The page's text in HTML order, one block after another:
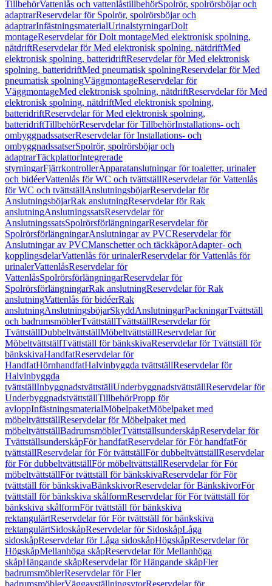
TillbehörVattenlås och vattenlåstillbehörSpolrör, spolrörsböjar och
adaptrarReservdelar för Spolrör, spolrörsböjar och
adaptrarInfästningsmaterialUrinalstyrningarDolt
montageReservdelar för Dolt montageMed elektronisk spolning,
nätdriftReservdelar för Med elektronisk spolning, nätdriftMed
elektronisk spolning, batteridriftReservdelar för Med elektronisk
spolning, batteridriftMed pneumatisk spolningReservdelar för Med
pneumatisk spolningVäggmontageReservdelar för
VäggmontageMed elektronisk spolning, nätdriftReservdelar för Med
elektronisk spolning, nätdriftMed elektronisk spolning,
batteridriftReservdelar för Med elektronisk spolning,
batteridriftTillbehörReservdelar för TillbehörInstallations- och
ombyggnadssatserReservdelar för Installations- och
ombyggnadssatserSpolrör, spolrörsböjar och
adaptrarTäckplattorIntegrerade
styrningarFjärrkontrollerApparatanslutningar för toaletter, urinaler
och bidéerVattenlås för WC och tvättställReservdelar för Vattenlås
för WC och tvättställAnslutningsböjarReservdelar för
AnslutningsböjarRak anslutningReservdelar för Rak
anslutningAnslutningssatsReservdelar för
AnslutningssatsSpolrörsförlängningarReservdelar för
SpolrörsförlängningarAnslutningar av PVCReservdelar för
Anslutningar av PVCManschetter och täckkåporAdapter- och
kopplingsdelarVattenlås för urinalerReservdelar för Vattenlås för
urinalerVattenlåsReservdelar för
VattenlåsSpolrörsförlängningarReservdelar för
SpolrörsförlängningarRak anslutningReservdelar för Rak
anslutningVattenlås för bidéerRak
anslutningAnslutningsböjarSkyddAnslutningarPackningarTvättställ
och badrumsmöblerTvättställTvättställReservdelar för
TvättställDubbeltvättställMöbeltvättställReservdelar för
MöbeltvättställTvättställ för bänkskivaReservdelar för Tvättställ för
bänkskivaHandfatReservdelar för
HandfatHörnhandfatHalvinbyggda tvättställReservdelar för
Halvinbyggda
tvättställInbyggnadstvättställUnderbyggnadstvättställReservdelar för
UnderbyggnadstvättställTillbehörPropp för
avloppInfästningsmaterialMöbelpaketMöbelpaket med
möbeltvättställReservdelar för Möbelpaket med
möbeltvättställBadrumsmöblerTvättställsunderskåpReservdelar för
TvättställsunderskåpFör handfatReservdelar för För handfatFör
tvättställReservdelar för För tvättställFör dubbeltvättställReservdelar
för För dubbeltvättställFör möbeltvättställReservdelar för För
möbeltvättställFör tvättställ för bänkskivaReservdelar för För
tvättställ för bänkskivaBänkskivorReservdelar för BänkskivorFör
tvättställ för bänkskiva skålformReservdelar för För tvättställ för
bänkskiva skålformFör tvättställ för bänkskiva
rektangulärtReservdelar för För tvättställ för bänkskiva
rektangulärtSidoskåpReservdelar för SidoskåpLåga
sidoskåpReservdelar för Låga sidoskåpHögskåpReservdelar för
HögskåpMellanhöga skåpReservdelar för Mellanhöga
skåpHängande skåpReservdelar för Hängande skåpFler
badrumsmöblerReservdelar för Fler
badrumsmöblerVäggavställningsytorReservdelar för